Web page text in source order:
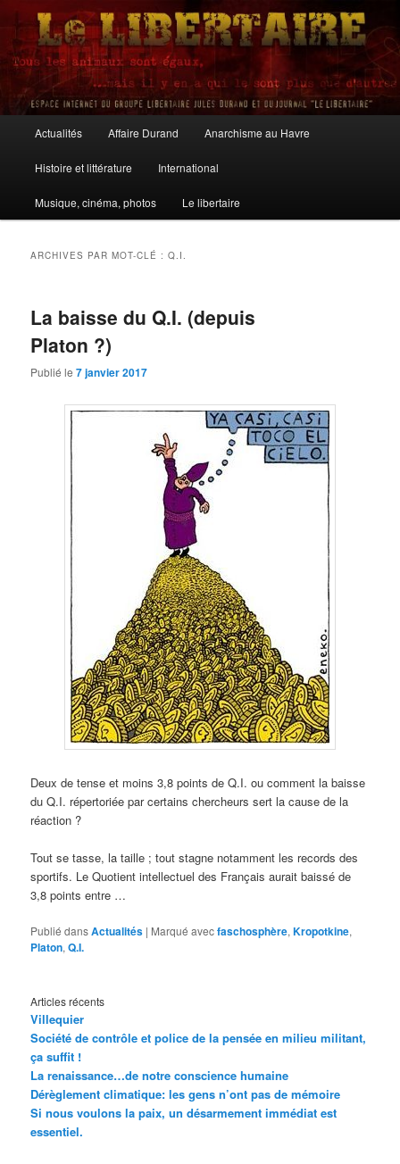
Aller
contenu
principal
Aller
contenu
secondaire
Le Libertaire
principal
Actualités Affaire Durand Anarchisme au Havre
Histoire et littérature International
Musique, cinéma, photos Le libertaire
ARCHIVES PAR MOT-CLÉ :Q.I.
La baisse du Q.I. (depuis
Platon ?)
Publié le7 janvier 2017
Deux de tense et moins 3,8 points de Q.I. ou comment la baisse
du Q.I. répertoriée par certains chercheurs sert la cause de la
réaction ?
Tout se tasse, la taille ; tout stagne notamment les records des
sportifs. Le Quotient intellectuel des Français aurait baissé de
3,8 points entre …
Publié dansActualités | Marqué avecfaschosphère,Kropotkine,
Platon,Q.I.
Articles récents
Villequier
Société de contrôle et police de la pensée en milieu militant,
ça suffit !
La renaissance…de notre conscience humaine
Dérèglement climatique: les gens n’ont pas de mémoire
Si nous voulons la paix, un désarmement immédiat est
essentiel.